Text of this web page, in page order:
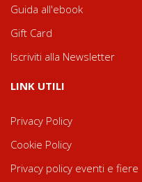
Guida all'ebook
Gift Card
Iscriviti alla Newsletter
LINK UTILI
Privacy Policy
Cookie Policy
Privacy policy eventi e fiere